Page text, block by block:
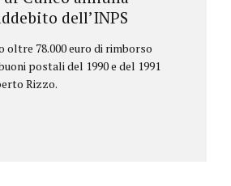
dell’INPS
oltre 78.000 euro di rimborso
postali del 1990 e del 1991
Rizzo.